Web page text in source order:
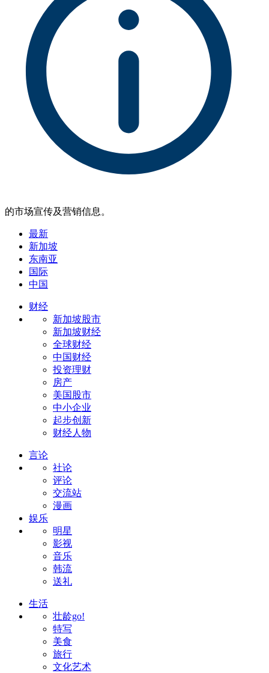
的市场宣传及营销信息。
最新
新加坡
东南亚
国际
中国
财经
新加坡股市
新加坡财经
全球财经
中国财经
投资理财
房产
美国股市
中小企业
起步创新
财经人物
言论
社论
评论
交流站
漫画
娱乐
明星
影视
音乐
韩流
送礼
生活
壮龄go!
特写
美食
旅行
文化艺术